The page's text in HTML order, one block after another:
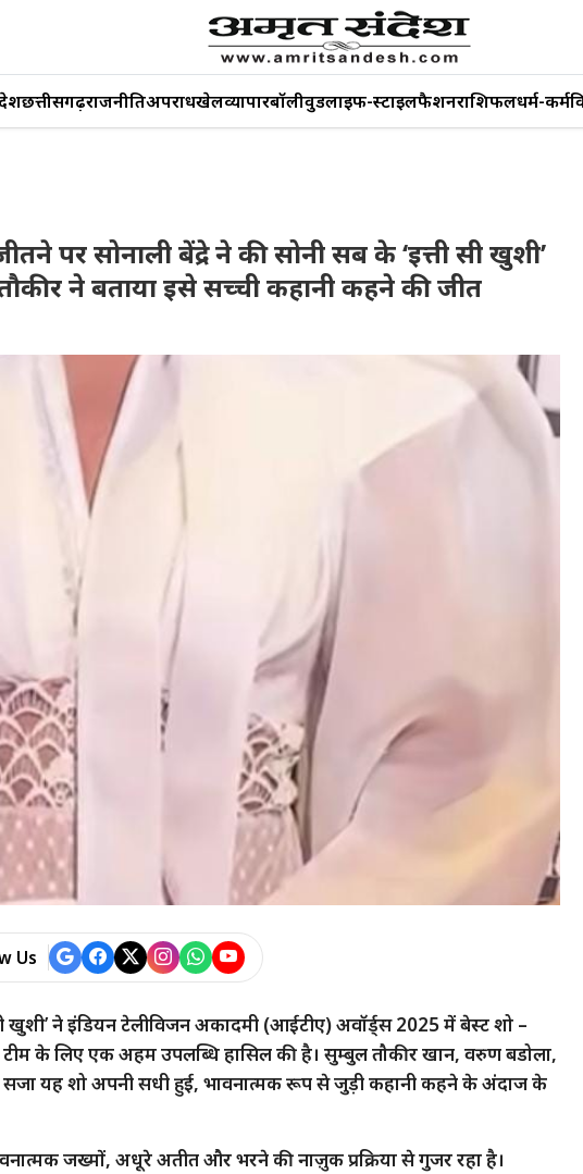
छत्तीसगढ़राजनीतिअपराधखेलव्यापारबॉलीवुडलाइफ-स्टाइलफैशनराशिफलधर्म-कर्म
पर सोनाली बेंद्रे ने की सोनी सब के ‘इत्ती सी खुशी’
ने बताया इसे सच्ची कहानी कहने की जीत
Us
सी खुशी’ ने इंडियन टेलीविजन अकादमी (आईटीए) अवॉर्ड्स 2025 में बेस्ट शो –
टीम के लिए एक अहम उपलब्धि हासिल की है। सुम्बुल तौकीर खान, वरुण बडोला,
यह शो अपनी सधी हुई, भावनात्मक रूप से जुड़ी कहानी कहने के अंदाज के
जख्मों, अधूरे अतीत और भरने की नाज़ुक प्रक्रिया से गुजर रहा है।